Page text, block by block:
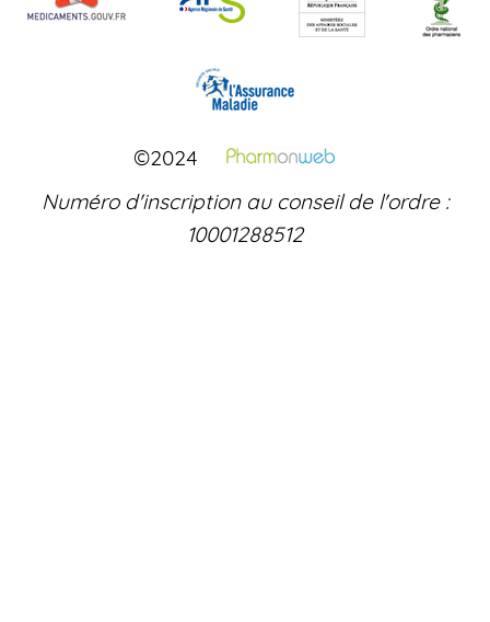
©2024
Numéro d'inscription au conseil de l'ordre :
10001288512